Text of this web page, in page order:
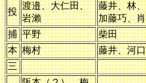
投
渡邉、大仁田、
岩瀨
藤井、林、
加藤巧、肖
捕 平野
柴田
本 梅村
藤井、河口
三